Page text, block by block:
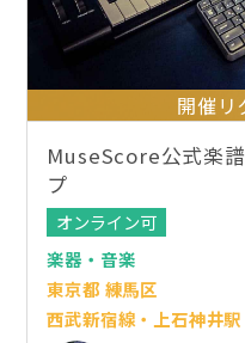
開催リ
MuseScore公式楽
プ
オンライン可
楽器・音楽
東京都 練馬区
西武新宿線・上石神井駅